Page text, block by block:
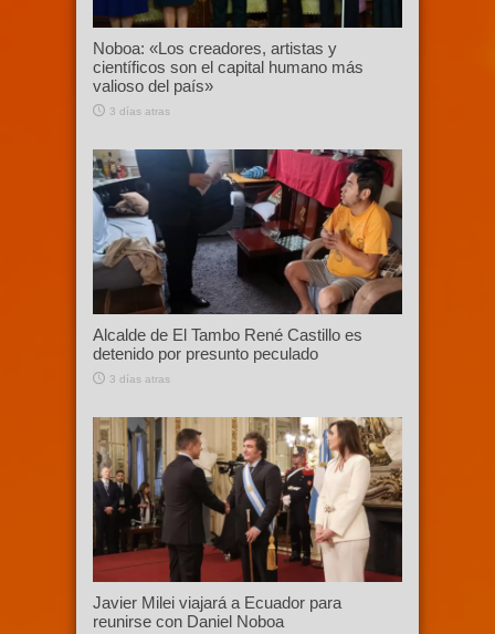
Noboa: «Los creadores, artistas y
científicos son el capital humano más
valioso del país»
3 días atras
Alcalde de El Tambo René Castillo es
detenido por presunto peculado
3 días atras
Javier Milei viajará a Ecuador para
reunirse con Daniel Noboa